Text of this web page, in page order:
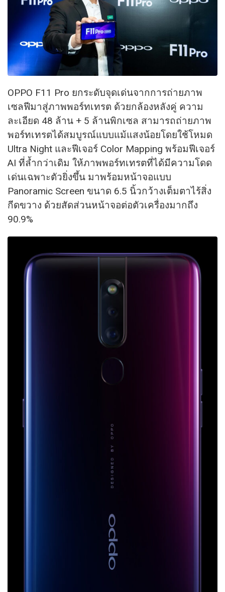
OPPO F11 Pro ยกระดับจุดเด่นจากการถ่ายภาพ
เซลฟีมาสู่ภาพพอร์ทเทรต ด้วยกล้องหลังคู่ ความ
ละเอียด 48 ล้าน + 5 ล้านพิกเซล สามารถถ่ายภาพ
พอร์ทเทรตได้สมบูรณ์แบบแม้แสงน้อยโดยใช้โหมด
Ultra Night และฟีเจอร์ Color Mapping พร้อมฟีเจอร์
AI ที่ล้ำกว่าเดิม ให้ภาพพอร์ทเทรตที่ได้มีความโดด
เด่นเฉพาะตัวยิ่งขึ้น มาพร้อมหน้าจอแบบ
Panoramic Screen ขนาด 6.5 นิ้วกว้างเต็มตาไร้สิ่ง
กีดขวาง ด้วยสัดส่วนหน้าจอต่อตัวเครื่องมากถึง
90.9%